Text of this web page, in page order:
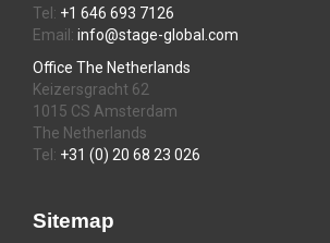
Tel: +1 646 693 7126
Email: info@stage-global.com
Office The Netherlands
Keizersgracht 62
1015 CS Amsterdam
The Netherlands
Tel: +31 (0) 20 68 23 026
Sitemap